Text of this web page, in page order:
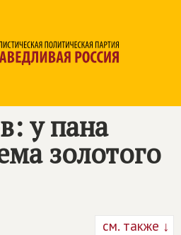
у пана
золотого
см. также ↓